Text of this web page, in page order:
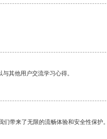
其他用户交流学习心得。
们带来了无限的流畅体验和安全性保护